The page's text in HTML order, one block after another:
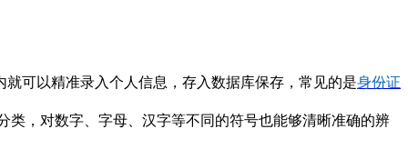
可以精准录入个人信息，存入数据库保存，常见的是身份证
，对数字、字母、汉字等不同的符号也能够清晰准确的辨